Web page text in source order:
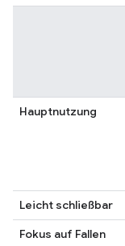
Hauptnutzung
Leicht schließbar
Fokus auf Fallen